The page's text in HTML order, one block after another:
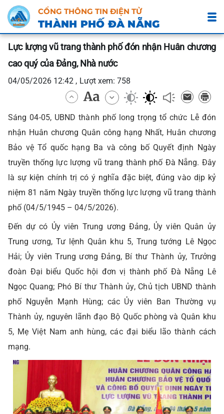
CỔNG THÔNG TIN ĐIỆN TỬ
THÀNH PHỐ ĐÀ NẴNG
Lực lượng vũ trang thành phố đón nhận Huân chương
cao quý của Đảng, Nhà nước
04/05/2026 12:42 , Lượt xem: 758
Sáng 04-05, UBND thành phố long trọng tổ chức Lễ đón
nhận Huân chương Quân công hạng Nhất, Huân chương
Bảo vệ Tổ quốc hạng Ba và công bố Quyết định Ngày
truyền thống lực lượng vũ trang thành phố Đà Nẵng. Đây
là sự kiện chính trị có ý nghĩa đặc biệt, đúng vào dịp kỷ
niệm 81 năm Ngày truyền thống lực lượng vũ trang thành
phố (04/5/1945 – 04/5/2026).
Đến dự có Ủy viên Trung ương Đảng, Ủy viên Quân ủy
Trung ương, Tư lệnh Quân khu 5, Trung tướng Lê Ngọc
Hải; Ủy viên Trung ương Đảng, Bí thư Thành ủy, Trưởng
đoàn Đại biểu Quốc hội đơn vị thành phố Đà Nẵng Lê
Ngọc Quang; Phó Bí thư Thành ủy, Chủ tịch UBND thành
phố Nguyễn Mạnh Hùng; các Ủy viên Ban Thường vụ
Thành ủy, nguyên lãnh đạo Bộ Quốc phòng và Quân khu
5, Mẹ Việt Nam anh hùng, các đại biểu lão thành cách
mạng.